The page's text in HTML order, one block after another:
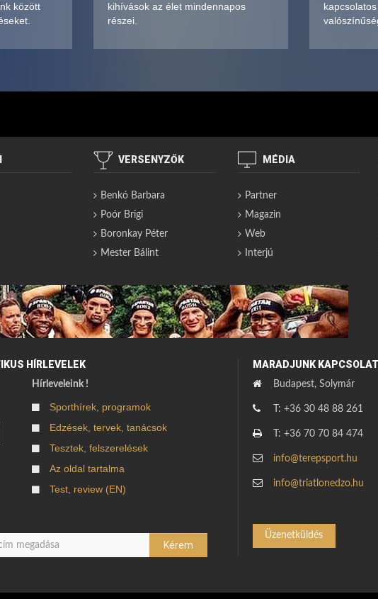
között
kihívások az élet mindennapos
részei.
VERSENYZŐK
Benkó Barbara
Poór Brigi
Boronkay Péter
Mester Bálint
MÉDIA
Partner
Magazin
Web
Interjú
HÍRLEVELEK
Hírleveleink !
Sporthírek, programok
Edzések, tervek, tanácsok
Tesztek, felszerelések
Az oldal tartalma
Test, review (EN)
MARADJUNK
Budapest, Solymár
T: +36 30 48 88 261
T: +36 70 70 84 474
info@terepsport.hu
info@triatlonedzo.hu
Üzenetküldés